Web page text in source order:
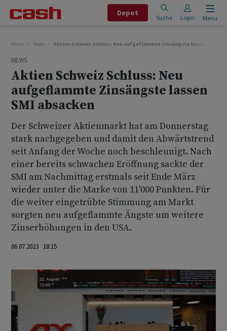
Depot
Suche Login Menu
Home News Aktien Schweiz Schluss: Neu aufgeflammte Zinsängste lassen SMI
NEWS
Aktien Schweiz Schluss: Neu
aufgeflammte Zinsängste lassen
SMI absacken
Der Schweizer Aktienmarkt hat am Donnerstag
stark nachgegeben und damit den Abwärtstrend
seit Anfang der Woche noch beschleunigt. Nach
einer bereits schwachen Eröffnung sackte der
SMI am Nachmittag erstmals seit Ende März
wieder unter die Marke von 11'000 Punkten. Für
die weiter eingetrübte Stimmung am Markt
sorgten neu aufgeflammte Ängste um weitere
Zinserhöhungen in den USA.
06.07.2023 18:15